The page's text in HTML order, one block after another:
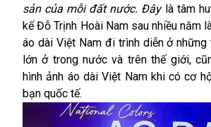
sản của mỗi đất nước. Đây là tâm
kế Đỗ Trịnh Hoài Nam sau nhiều năm
áo dài Việt Nam đi trình diễn ở
lớn ở trong nước và trên thế giới,
hình ảnh áo dài Việt Nam khi có cơ
bạn quốc tế.